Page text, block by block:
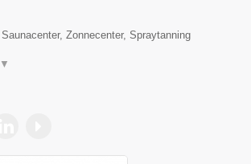
Zonnecenter, Spraytanning
▼